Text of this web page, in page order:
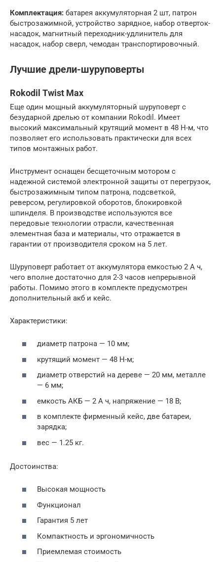
Комплектация: батарея аккумуляторная 2 шт, патрон
быстрозажимной, устройство зарядное, набор отверток-
насадок, магнитный переходник-удлинитель для
насадок, набор сверл, чемодан транспортировочный.
Лучшие дрели-шуруповерты
Rokodil Twist Max
Еще один мощный аккумуляторный шуруповерт с
безударной дрелью от компании Rokodil. Имеет
высокий максимальный крутящий момент в 48 Н-м, что
позволяет его использовать практически для всех
типов монтажных работ.
Инструмент оснащен бесщеточным мотором с
надежной системой электронной защиты от перегрузок,
быстрозажимным типом патрона, подсветкой,
реверсом, регулировкой оборотов, блокировкой
шпинделя. В производстве используются все
передовые технологии отрасли, качественная
элементная база и материалы, что отражается в
гарантии от производителя сроком на 5 лет.
Шуруповерт работает от аккумулятора емкостью 2 А ч,
чего вполне достаточно для 2-3 часов непрерывной
работы. Помимо этого в комплекте предусмотрен
дополнительный акб и кейс.
Характеристики:
диаметр патрона — 10 мм;
крутящий момент — 48 Н-м;
диаметр отверстий на дереве — 20 мм, металле
— 6 мм;
емкость АКБ — 2 А ч, напряжение — 18 В;
в комплекте фирменный кейс, две батареи,
зарядка;
вес — 1.25 кг.
Достоинства:
Высокая мощность
Функционал
Гарантия 5 лет
Компактность и эргономичность
Приемлемая стоимость